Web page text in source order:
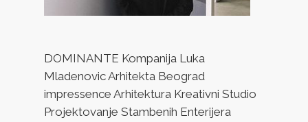
DOMINANTE Kompanija Luka
Mladenovic Arhitekta Beograd
impressence Arhitektura Kreativni Studio
Projektovanje Stambenih Enterijera